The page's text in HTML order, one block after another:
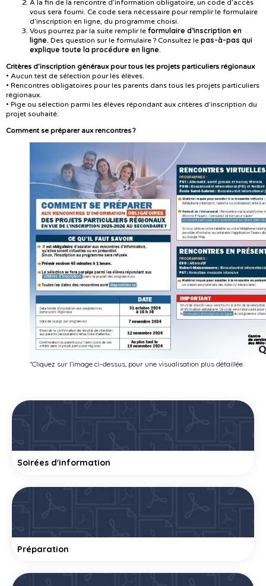
À la fin de la rencontre d’information obligatoire, un code d’accès
vous sera fourni. Ce code sera nécessaire pour remplir le formulaire
d’inscription en ligne, du programme choisi.
Vous pourrez par la suite remplir le formulaire d’inscription en
ligne. Des question sur le formulaire ? Consultez le pas-à-pas qui
explique toute la procédure en ligne.
Critères d’inscription généraux pour tous les projets particuliers régionaux
• Aucun test de sélection pour les élèves.
• Rencontres obligatoires pour les parents dans tous les projets particuliers
régionaux.
• Pige ou sélection parmi les élèves répondant aux critères d’inscription du
projet souhaité.
Comment se préparer aux rencontres ?
*Cliquez sur l’image ci-dessus, pour une visualisation plus détaillée.
Soirées d'information
Préparation